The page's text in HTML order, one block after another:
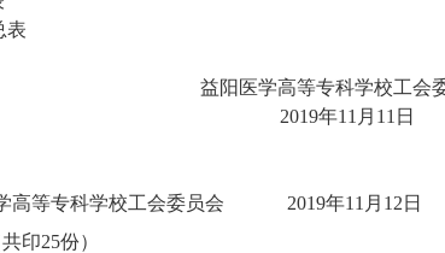
益阳医学高等专科学校工会委
2019年11月11日
委员会 2019年11月12日
）